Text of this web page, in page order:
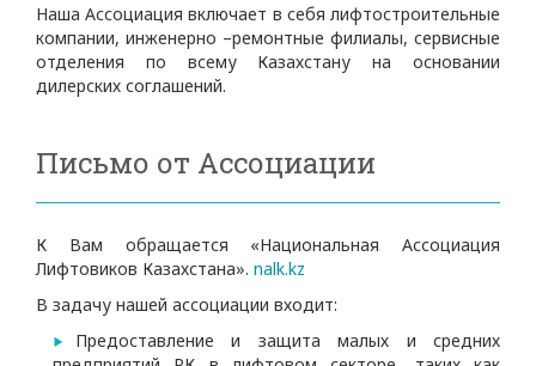
Наша Ассоциация включает в себя лифтостроительные
компании, инженерно –ремонтные филиалы, сервисные
отделения по всему Казахстану на основании
дилерских соглашений.
Письмо от Ассоциации
К Вам обращается «Национальная Ассоциация
Лифтовиков Казахстана». nalk.kz
В задачу нашей ассоциации входит:
Предоставление и защита малых и средних